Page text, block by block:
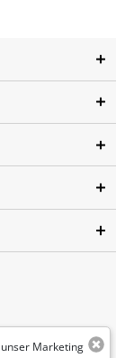
Marketing